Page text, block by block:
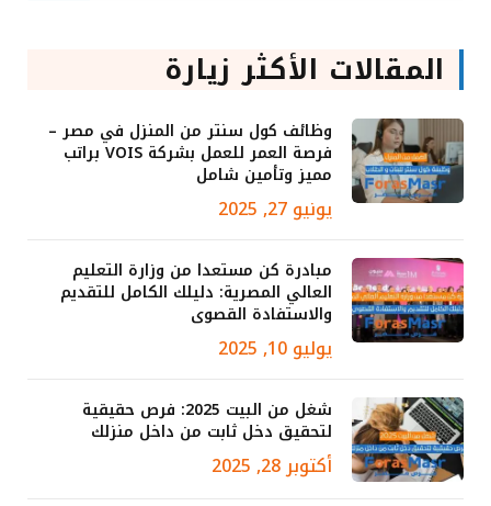
المقالات الأكثر زيارة
وظائف كول سنتر من المنزل في مصر –
فرصة العمر للعمل بشركة VOIS براتب
مميز وتأمين شامل
يونيو 27, 2025
مبادرة كن مستعدا من وزارة التعليم
العالي المصرية: دليلك الكامل للتقديم
والاستفادة القصوى
يوليو 10, 2025
شغل من البيت 2025: فرص حقيقية
لتحقيق دخل ثابت من داخل منزلك
أكتوبر 28, 2025